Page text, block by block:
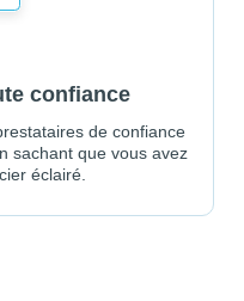
confiance
de confiance
sachant que vous avez
éclairé.